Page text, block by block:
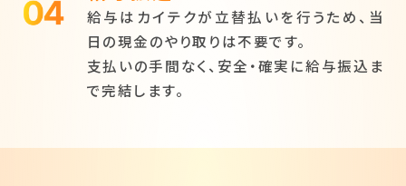
給与はカイテクが立替払いを行うため、当
日の現金のやり取りは不要です。
支払いの手間なく、安全・確実に給与振込ま
で完結します。